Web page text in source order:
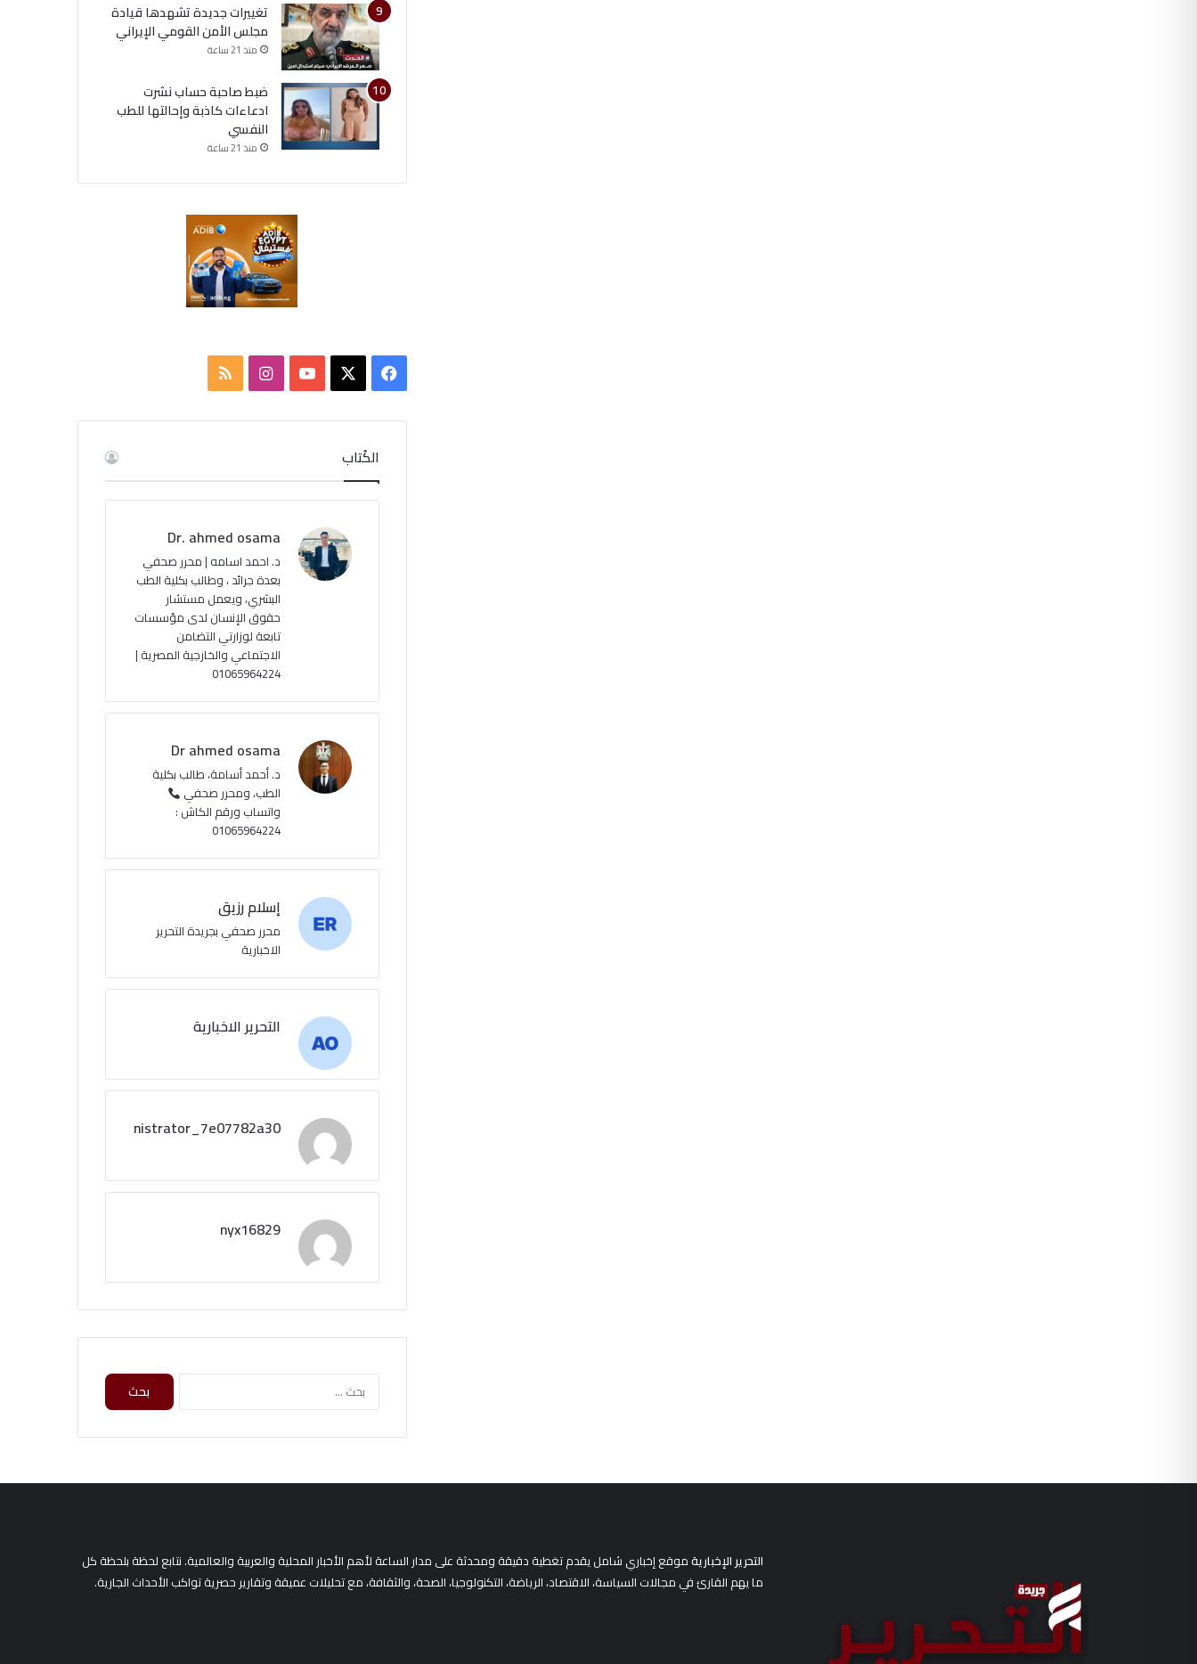
تغييرات جديدة تشهدها قيادة
مجلس الأمن القومي الإيراني
منذ 21 ساعة
ضبط صاحبة حساب نشرت
ادعاءات كاذبة وإحالتها للطب
النفسي
منذ 21 ساعة
س
ب
u
u
ا
ت
ر
ا
م
ص
ل
م
و
ق
ع
S
S
الكُتاب
Dr. ahmed osama
د. احمد اسامه | محرر صحفي
بعدة جرائد ، وطالب بكلية الطب
البشري، ويعمل مستشار
حقوق الإنسان لدى مؤسسات
تابعة لوزارتي التضامن
الاجتماعي والخارجية المصرية |
01065964224
Dr ahmed osama
د. أحمد أسامة، طالب بكلية
الطب، ومحرر صحفي
واتساب ورقم الكاش :
01065964224
إسلام رزيق
محرر صحفي بجريدة التحرير
الاخبارية
التحرير الاخبارية
administrator_7e07782a30
nyx16829
ح
التحرير الإخباريةموقع إخباري شامل يقدم تغطية دقيقة ومحدثة على مدار الساعة لأهم الأخبار المحلية والعربية والعالمية. نتابع لحظة بلحظة كل
ما يهم القارئ في مجالات السياسة، الاقتصاد، الرياضة، التكنولوجيا، الصحة، والثقافة، مع تحليلات عميقة وتقارير حصرية تواكب الأحداث الجارية.